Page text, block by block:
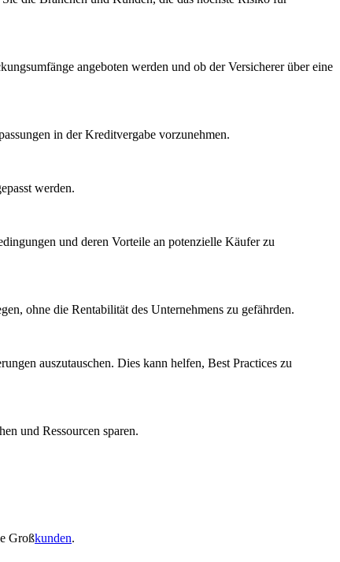
angeboten‍ werden und‍ ob der Versicherer ⁣über eine
in der Kreditvergabe vorzunehmen.
werden.
und deren Vorteile ‌an potenzielle Käufer ​zu
ohne die Rentabilität⁢ des Unternehmens zu gefährden.
auszutauschen. Dies kann ⁣helfen, Best Practices zu
und ‍Ressourcen sparen.
Großkunden.